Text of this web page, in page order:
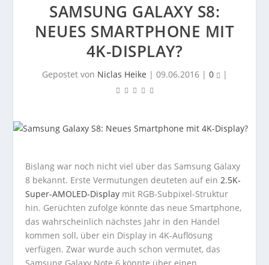
SAMSUNG GALAXY S8:
NEUES SMARTPHONE MIT
4K-DISPLAY?
Gepostet von Niclas Heike | 09.06.2016| 0 |
Bislang war noch nicht viel über das Samsung Galaxy
8 bekannt. Erste Vermutungen deuteten auf ein2.5K-
Super-AMOLED-Display mit RGB-Subpixel-Struktur
hin. Gerüchten zufolge könnte das neue Smartphone,
das wahrscheinlich nächstes Jahr in den Handel
kommen soll, über ein Display in 4K-Auflösung
verfügen. Zwar wurde auch schon vermutet, das